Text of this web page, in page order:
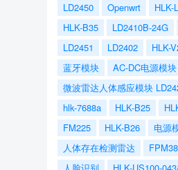
LD2450
Openwrt HLK-
HLK-B35
LD2410B-24G
LD2451
LD2402 HLK-
蓝牙模块
AC-DC电源模块
微波雷达人体感应模块
hlk-7688a
HLK-B25
FM225
HLK-B26 电源
人体存在检测雷达